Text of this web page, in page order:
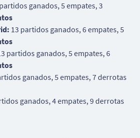
ganados, 5 empates, 3
13 partidos ganados, 6 empates, 5
partidos ganados, 5 empates, 6
ganados, 5 empates, 7 derrotas
ganados, 4 empates, 9 derrotas